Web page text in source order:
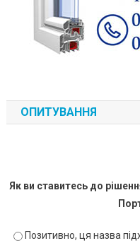
ОПИТУВАННЯ
Як ви ставитесь до
Позитивно, ця назва